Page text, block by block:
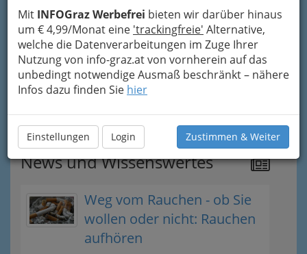
Mit INFOGraz Werbefrei bieten wir darüber hinaus
um € 4,99/Monat eine 'trackingfreie' Alternative,
welche die Datenverarbeitungen im Zuge Ihrer
Nutzung von info-graz.at von vornherein auf das
unbedingt notwendige Ausmaß beschränkt – nähere
Infos dazu finden Sie hier
Einstellungen Login Zustimmen & Weiter
Tipps
Frau von heute
Gleichstellung der Geschlechter
Gleichbehandlungsgesetz Österreich
News und Wissenswertes
Weg vom Rauchen - ob Sie
wollen oder nicht: Rauchen
aufhören